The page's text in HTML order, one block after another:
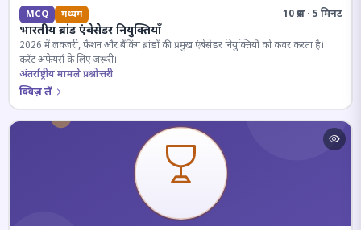
MCQ मध्यम 10 प्रश्न · 5 मिनट
भारतीय ब्रांड एंबेसेडर नियुक्तियाँ
2026 में लक्जरी, फैशन और बैंकिंग ब्रांडों की प्रमुख एंबेसेडर नियुक्तियों को कवर करता है।
करेंट अफेयर्स के लिए जरूरी।
अंतर्राष्ट्रीय मामले प्रश्नोत्तरी
क्विज़ लें